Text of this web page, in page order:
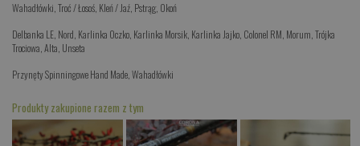
Wahadłówki ,Troć / Łosoś Kleń / Jaź Pstrąg, Okoń
Delbanka LE Nord Karlinka Oczko Karlinka Morsik Karlinka Jajko Colonel RM Morum ,Trójka
Trociowa ,Alta Unseta
Przynęty Spinningowe Hand Made ,Wahadłówki
Produkty zakupione razem z tym